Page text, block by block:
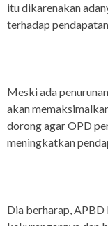
itu dikarenakan
terhadap
Meski ada
akan
dorong agar OPD
meningkatkan
Dia berharap,